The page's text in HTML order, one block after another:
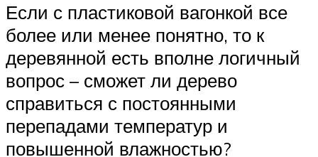
Если с пластиковой вагонкой все
более или менее понятно, то к
деревянной есть вполне логичный
вопрос – сможет ли дерево
справиться с постоянными
перепадами температур и
повышенной влажностью?